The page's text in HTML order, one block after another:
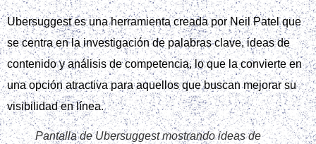
Ubersuggest es una herramienta creada por Neil Patel que
se centra en la investigación de palabras clave, ideas de
contenido y análisis de competencia, lo que la convierte en
una opción atractiva para aquellos que buscan mejorar su
visibilidad en línea.
Pantalla de Ubersuggest mostrando ideas de